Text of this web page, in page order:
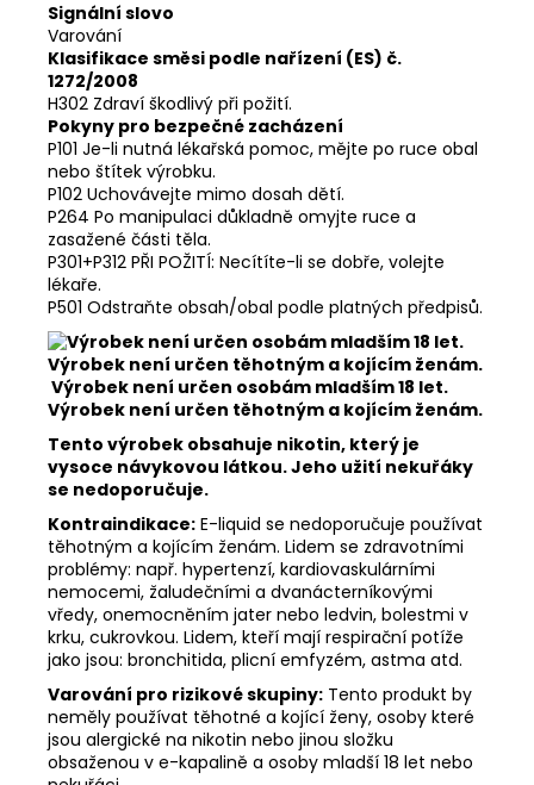
Signální slovo
Varování
Klasifikace směsi podle nařízení (ES) č.
1272/2008
H302 Zdraví škodlivý při požití.
Pokyny pro bezpečné zacházení
P101 Je-li nutná lékařská pomoc, mějte po ruce obal
nebo štítek výrobku.
P102 Uchovávejte mimo dosah dětí.
P264 Po manipulaci důkladně omyjte ruce a
zasažené části těla.
P301+P312 PŘI POŽITÍ: Necítíte-li se dobře, volejte
lékaře.
P501 Odstraňte obsah/obal podle platných předpisů.
Výrobek není určen osobám mladším 18 let.
Výrobek není určen těhotným a kojícím ženám.
Tento výrobek obsahuje nikotin, který je
vysoce návykovou látkou. Jeho užití nekuřáky
se nedoporučuje.
Kontraindikace: E-liquid se nedoporučuje používat
těhotným a kojícím ženám. Lidem se zdravotními
problémy: např. hypertenzí, kardiovaskulárními
nemocemi, žaludečními a dvanácterníkovými
vředy, onemocněním jater nebo ledvin, bolestmi v
krku, cukrovkou. Lidem, kteří mají respirační potíže
jako jsou: bronchitida, plicní emfyzém, astma atd.
Varování pro rizikové skupiny: Tento produkt by
neměly používat těhotné a kojící ženy, osoby které
jsou alergické na nikotin nebo jinou složku
obsaženou v e-kapalině a osoby mladší 18 let nebo